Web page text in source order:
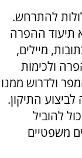
להתרחש.
תיעוד ההפרה
מיילים,
ולכימות
ולדרוש ממנו
התיקון.
להוביל
משפטיים